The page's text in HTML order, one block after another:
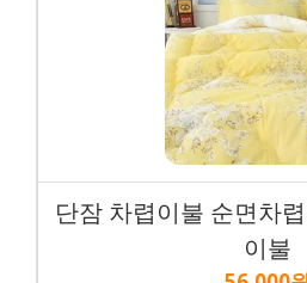
단잠 차렵이불 순면차
이불